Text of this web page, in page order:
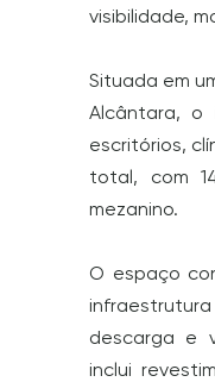
visibilidade,
Situada em
Alcântara, o
escritórios,
total, com
mezanino.
O espaço
descarga e
inclui